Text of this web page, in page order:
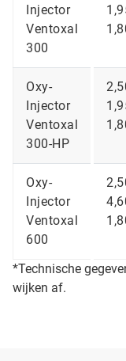
Injector
Ventoxal
300
Oxy-
Injector
Ventoxal
300-HP
Oxy-
Injector
Ventoxal
600
*Technische
wijken af.